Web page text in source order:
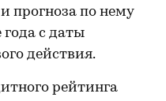
прогноза по нему
с даты
действия.
рейтинга